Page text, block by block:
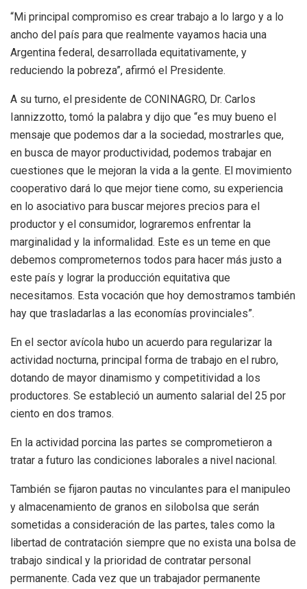
“Mi principal compromiso es crear trabajo a lo largo y a lo
ancho del país para que realmente vayamos hacia una
Argentina federal, desarrollada equitativamente, y
reduciendo la pobreza”, afirmó el Presidente.
A su turno, el presidente de CONINAGRO, Dr. Carlos
Iannizzotto, tomó la palabra y dijo que “es muy bueno el
mensaje que podemos dar a la sociedad, mostrarles que,
en busca de mayor productividad, podemos trabajar en
cuestiones que le mejoran la vida a la gente. El movimiento
cooperativo dará lo que mejor tiene como, su experiencia
en lo asociativo para buscar mejores precios para el
productor y el consumidor, lograremos enfrentar la
marginalidad y la informalidad. Este es un teme en que
debemos comprometernos todos para hacer más justo a
este país y lograr la producción equitativa que
necesitamos. Esta vocación que hoy demostramos también
hay que trasladarlas a las economías provinciales”.
En el sector avícola hubo un acuerdo para regularizar la
actividad nocturna, principal forma de trabajo en el rubro,
dotando de mayor dinamismo y competitividad a los
productores. Se estableció un aumento salarial del 25 por
ciento en dos tramos.
En la actividad porcina las partes se comprometieron a
tratar a futuro las condiciones laborales a nivel nacional.
También se fijaron pautas no vinculantes para el manipuleo
y almacenamiento de granos en silobolsa que serán
sometidas a consideración de las partes, tales como la
libertad de contratación siempre que no exista una bolsa de
trabajo sindical y la prioridad de contratar personal
permanente. Cada vez que un trabajador permanente